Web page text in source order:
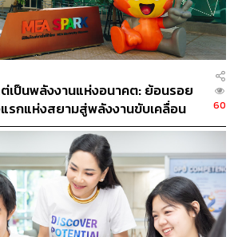
ก็เช่นเดียวกัน มันคือการ
ารในอุตสาหกรรมท่องเที่ยวทุกภาคส่วน
การบิน โรงแรม ร้านอาหาร แหล่งท่อง
ปลีก เพื่อสร้างประสบการณ์การท่อง
ะตอบโจทย์ความต้องการของนักท่อง
ร
ห็นว่าการสร้าง Tourism Ecosystem จะ
รดึงดูดนักท่องเที่ยวต่างชาติให้กลับมา
ยเฉพาะในช่วงหลังโควิดที่นักท่องเที่ยวมี
หลายมากขึ้น และมองหาประสบการณ์
งไปจากเดิม
เป็นพลังงานแห่งอนาคต: ย้อนรอย
รกแห่งสยามสู่พลังงานขับเคลื่อน
60